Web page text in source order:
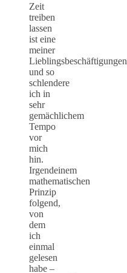
Zeit
treiben
lassen
ist eine
meiner
Lieblingsbeschäftigungen
und so
schlendere
ich in
sehr
gemächlichem
Tempo
vor
mich
hin.
Irgendeinem
mathematischen
Prinzip
folgend,
von
dem
ich
einmal
gelesen
habe –